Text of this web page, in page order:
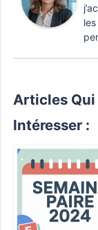
Articles
Intéresser :